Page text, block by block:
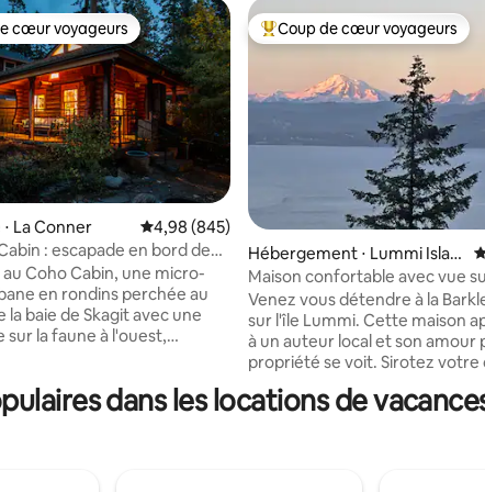
la base de 181 commentaires : 5 sur 5
cœur voyageurs les plus appréciés
cœur voyageurs
La Conner Évaluation moyenne sur la base de 845
4,98 (845)
: escapade en bord de
Coho Cabin, une micro-
en rondins perchée au
la baie de Skagit avec une
sur la faune à l'ouest,
cabane en rondins, conçue
par le cèdre jaune de l'Alaska.
Coups de cœur voyageurs les
Coup de cœur voyageurs
Hébergement ⋅ Lummi Islan
d
Maison confortable avec vue
Baker et la baie de Bellingham
Venez vous détendre à la
sur l'île Lummi. Cette maison
à un auteur local et son amour
propriété se voit. Sirotez votre
matin entouré d'une vue
le mont Baker, les Twin Sisters,
dans les locations de